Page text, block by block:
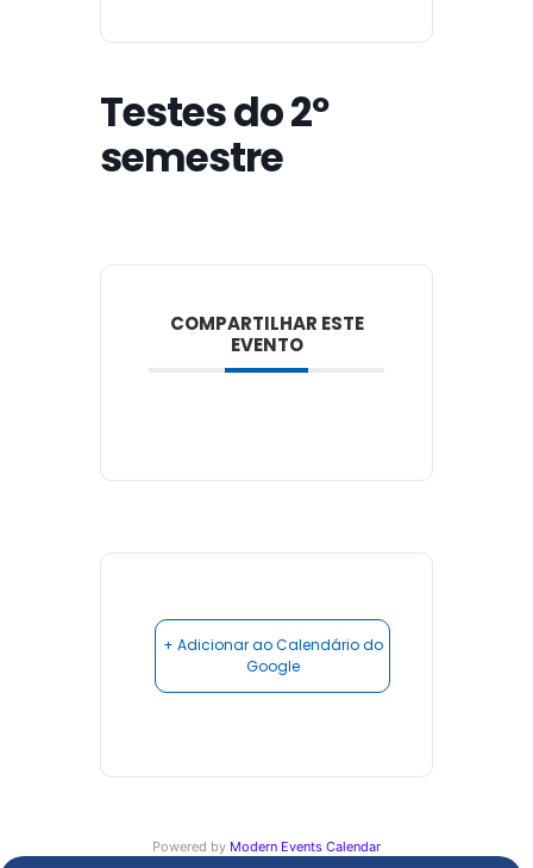
Testes do 2º
semestre
COMPARTILHAR ESTE
EVENTO
+ Adicionar ao Calendário do
Google
Powered by Modern Events Calendar